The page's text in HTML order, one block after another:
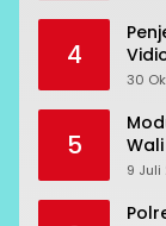
4
30
5
9 Juli